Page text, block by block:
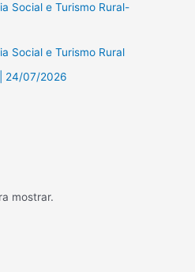
Social e Turismo Rural-
Social e Turismo Rural
| 24/07/2026
mostrar.